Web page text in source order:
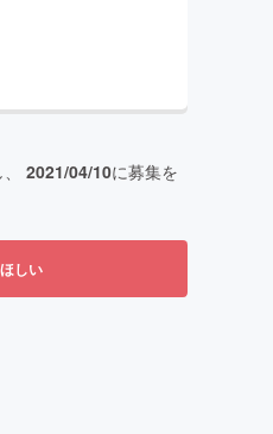
2021/04/10に募集を
しい